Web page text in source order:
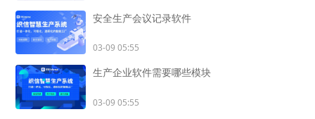
安全生产会议记录软件
03-09 05:55
生产企业软件需要哪些模块
03-09 05:55